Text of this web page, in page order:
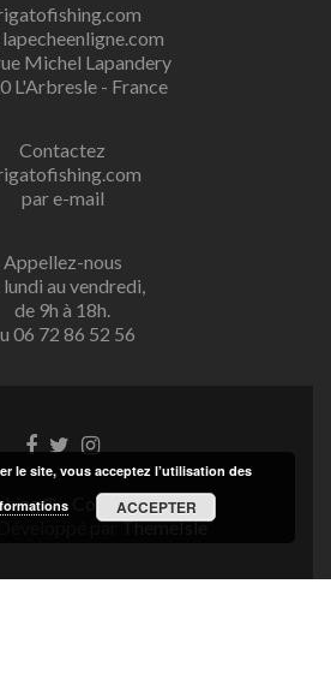
Michel Lapandery
L'Arbresle - France
Contactez
par e-mail
Appellez-nous
au vendredi,
de 9h à 18h.
06 72 86 52 56
Lien
Facebook
Lien
Twitter
Lien
Instagram
- Copyright 2025
Développé parThemeIsle
le site, vous acceptez l’utilisation des
ACCEPTER